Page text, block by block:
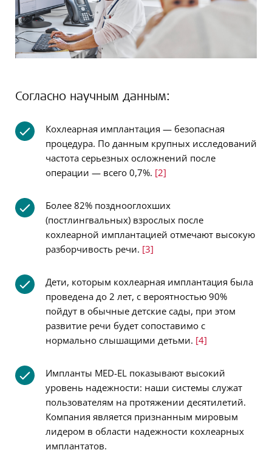
Согласно научным данным:
Кохлеарная имплантация — безопасная
процедура. По данным крупных исследований
частота серьезных осложнений после
операции — всего 0,7%. [2]
Более 82% позднооглохших
(постлингвальных) взрослых после
кохлеарной имплантацией отмечают высокую
разборчивость речи. [3]
Дети, которым кохлеарная имплантация была
проведена до 2 лет, с вероятностью 90%
пойдут в обычные детские сады, при этом
развитие речи будет сопоставимо с
нормально слышащими детьми. [4]
Импланты MED-EL показывают высокий
уровень надежности: наши системы служат
пользователям на протяжении десятилетий.
Компания является признанным мировым
лидером в области надежности кохлеарных
имплантатов.